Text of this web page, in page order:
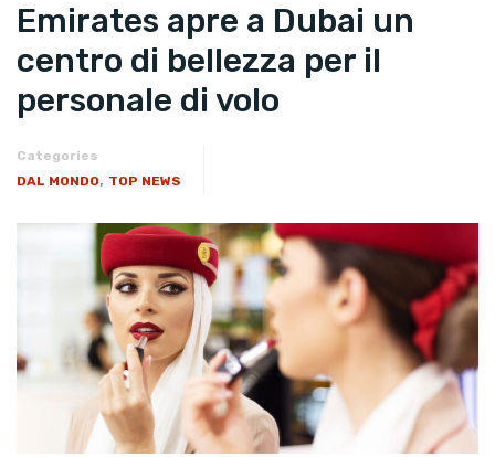
Emirates apre a Dubai un
centro di bellezza per il
personale di volo
Categories
DAL MONDO, TOP NEWS